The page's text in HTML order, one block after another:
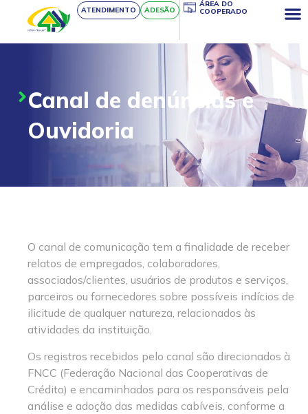
ATENDIMENTO ADESÃO
ÁREA DO
COOPERADO
Canal de denúncias e
Ouvidoria​
O canal de comunicação tem a finalidade de receber
relatos de empregados, colaboradores,
associados/clientes, usuários de produtos e serviços,
parceiros ou fornecedores sobre possíveis indícios de
ilicitude de qualquer natureza, relacionados às
atividades da instituição.
Os registros recebidos pelo canal são direcionados à
FNCC (Federação Nacional das Cooperativas de
Crédito) e encaminhados para os responsáveis pela
análise e adoção das medidas cabíveis, conforme a